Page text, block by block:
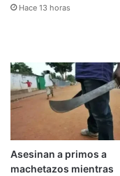
Hace 13 horas
Asesinan a primos a
machetazos mientras